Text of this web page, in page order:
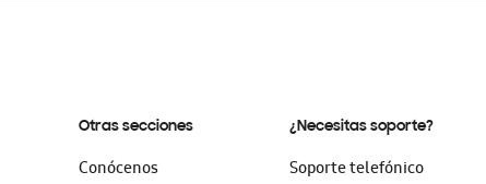
Otras secciones
Conócenos
¿Necesitas soporte?
Soporte telefónico